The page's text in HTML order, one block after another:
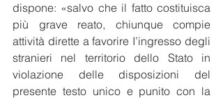
dispone: «salvo che il fatto costituisca
più grave reato, chiunque compie
attività dirette a favorire I’ingresso degli
stranieri nel territorio dello Stato in
violazione delle disposizioni del
presente testo unico e punito con la